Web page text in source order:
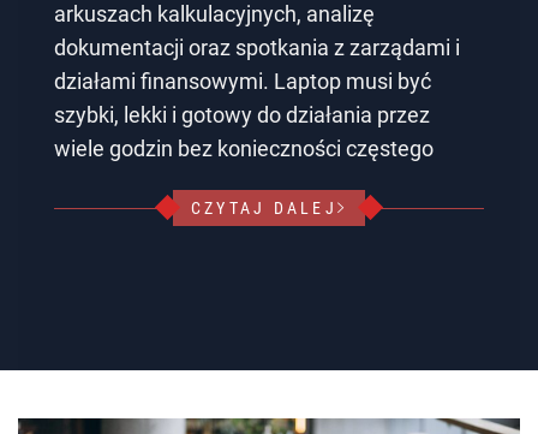
arkuszach kalkulacyjnych, analizę
dokumentacji oraz spotkania z zarządami i
działami finansowymi. Laptop musi być
szybki, lekki i gotowy do działania przez
wiele godzin bez konieczności częstego
CZYTAJ DALEJ